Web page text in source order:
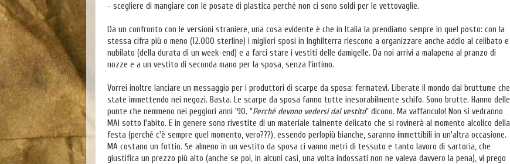
- scegliere di mangiare con le posate di plastica perché non ci sono soldi per le vettovaglie.
Da un confronto con le versioni straniere, una cosa evidente è che in Italia la prendiamo sempre in quel posto: con la
stessa cifra più o meno (12.000 sterline) i migliori sposi in Inghilterra riescono a organizzare anche addio al celibato e
nubilato (della durata di un week-end) e a farci stare i vestiti delle damigelle. Da noi arrivi a malapena al pranzo di
nozze e a un vestito di seconda mano per la sposa, senza l'intimo.
Vorrei inoltre lanciare un messaggio per i produttori di scarpe da sposa: fermatevi. Liberate il mondo dal bruttume che
state immettendo nei negozi. Basta. Le scarpe da sposa fanno tutte inesorabilmente schifo. Sono brutte. Hanno delle
punte che nemmeno nei peggiori anni '90. "Perché devono vedersi dal vestito" dicono. Ma vaffanculo! Non si vedranno
MAI sotto l'abito. E in genere sono rivestite di un materiale talmente delicato che si rovinerà al momento alcolico della
festa (perché c'è sempre quel momento, vero???), essendo perlopiù bianche, saranno immettibili in un'altra occasione.
MA costano un fottio. Se almeno in un vestito da sposa ci vanno metri di tessuto e tanto lavoro di sartoria, che
giustifica un prezzo più alto (anche se poi, in alcuni casi, una volta indossati non ne valeva davvero la pena), vi prego